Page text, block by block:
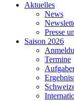
Aktuelles
News
Presse
Saison 2026
Termine